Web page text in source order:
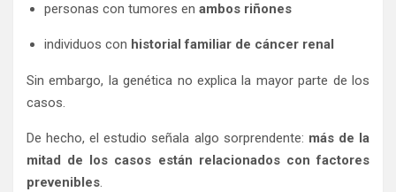
personas con tumores en ambos riñones
individuos con historial familiar de cáncer renal
Sin embargo, la genética no explica la mayor parte de los
casos.
De hecho, el estudio señala algo sorprendente: más de la
mitad de los casos están relacionados con factores
prevenibles.